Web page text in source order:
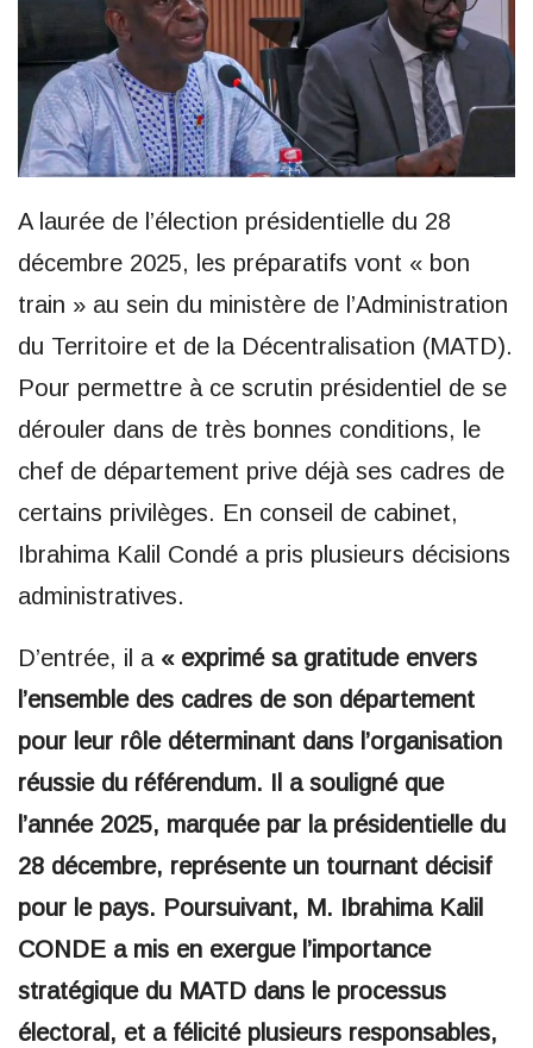
A laurée de l’élection présidentielle du 28
décembre 2025, les préparatifs vont « bon
train » au sein du ministère de l’Administration
du Territoire et de la Décentralisation (MATD).
Pour permettre à ce scrutin présidentiel de se
dérouler dans de très bonnes conditions, le
chef de département prive déjà ses cadres de
certains privilèges. En conseil de cabinet,
Ibrahima Kalil Condé a pris plusieurs décisions
administratives.
D’entrée, il a « exprimé sa gratitude envers
l’ensemble des cadres de son département
pour leur rôle déterminant dans l’organisation
réussie du référendum. Il a souligné que
l’année 2025, marquée par la présidentielle du
28 décembre, représente un tournant décisif
pour le pays. Poursuivant, M. Ibrahima Kalil
CONDE a mis en exergue l’importance
stratégique du MATD dans le processus
électoral, et a félicité plusieurs responsables,